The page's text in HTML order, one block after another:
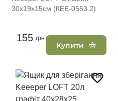
30x19x15см (КЕЕ-0553.2)
155 грн
Купити